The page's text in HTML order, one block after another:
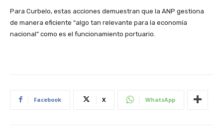
Para Curbelo, estas acciones demuestran que la ANP gestiona
de manera eficiente “algo tan relevante para la economía
nacional” como es el funcionamiento portuario.
Facebook X WhatsApp